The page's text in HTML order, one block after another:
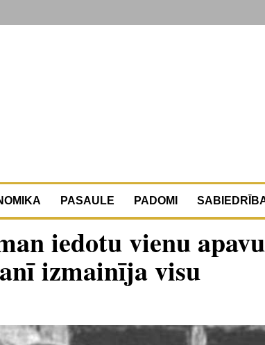
PASAULE PADOMI
iedotu vienu apavu
izmainīja visu